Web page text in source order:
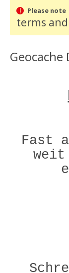
Please note
terms
Fast
weit